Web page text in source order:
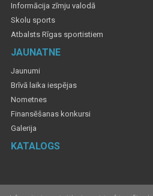
Informācija zīmju valodā
Skolu sports
Atbalsts Rīgas sportistiem
JAUNATNE
Jaunumi
Brīvā laika iespējas
Nometnes
Finansēšanas konkursi
Galerija
KATALOGS